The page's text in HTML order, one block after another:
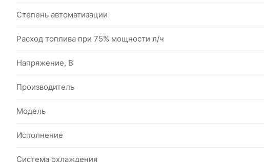
Степень автоматизации
Расход топлива при 75% мощности л/ч
Напряжение, В
Производитель
Модель
Исполнение
Система охлаждения